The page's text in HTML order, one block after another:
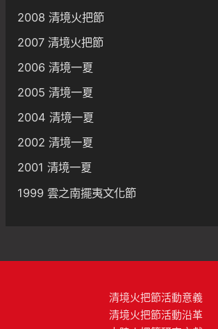
2008 清境火把節
2007 清境火把節
2006 清境一夏
2005 清境一夏
2004 清境一夏
2002 清境一夏
2001 清境一夏
1999 雲之南擺夷文化節
清境火把節活動意義
清境火把節活動沿革